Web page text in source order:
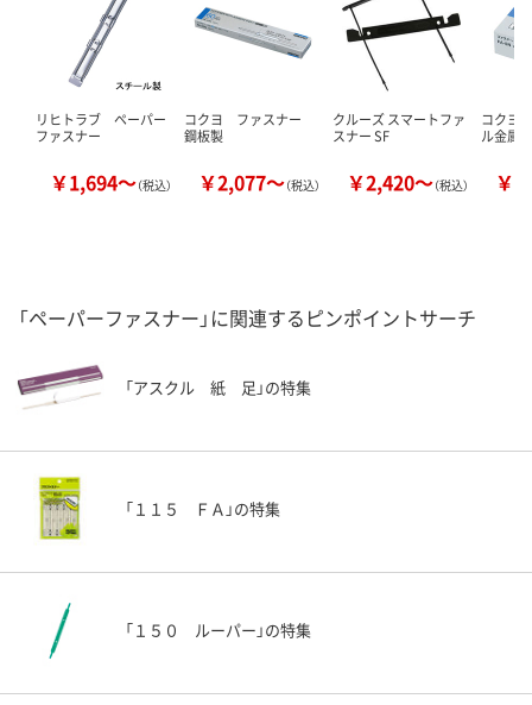
リヒトラブ ペーパー
ファスナー
￥1,694～（税込）
コクヨ ファスナー
鋼板製
￥2,077～（税込）
クルーズ スマートファ
スナー SF
￥2,420～（税込）
コクヨ
ル金属
￥
「ペーパーファスナー」に関連するピンポイントサーチ
「アスクル 紙 足」の特集
「１１５ ＦＡ」の特集
「１５０ ルーパー」の特集